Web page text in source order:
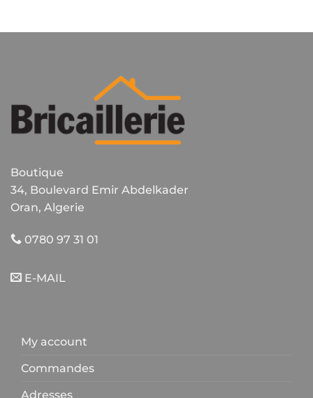
Boutique
34, Boulevard Emir Abdelkader
Oran, Algerie
0780 97 31 01
E-MAIL
My account
Commandes
Adresses